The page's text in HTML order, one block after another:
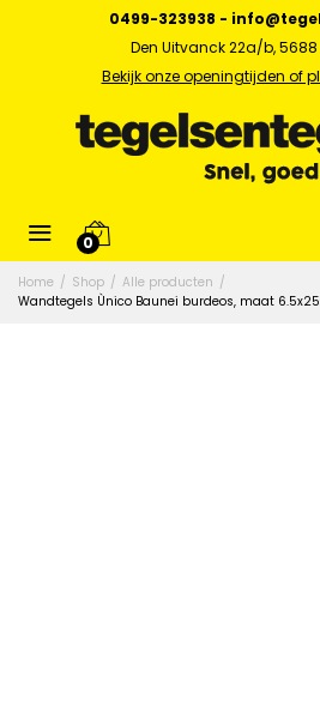
0499-323938 -
Den Uitvanck 22a/b, 5688
Bekijk onze openingtijden of
0
Home / Shop / Alle producten /
Wandtegels Ùnico Baunei burdeos, maat